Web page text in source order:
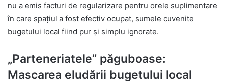
nu a emis facturi de regularizare pentru orele suplimentare
în care spațiul a fost efectiv ocupat, sumele cuvenite
bugetului local fiind pur și simplu ignorate.
„Parteneriatele” păguboase:
Mascarea eludării bugetului local